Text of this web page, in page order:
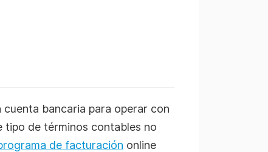
bancaria para operar con
tipo de términos contables no
de facturación online